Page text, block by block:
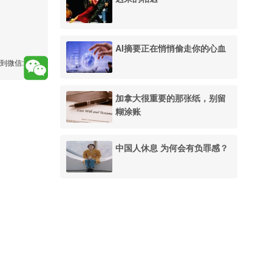
AI摘要正在悄悄偷走你的心血
加拿大很重要的那张纸，别留
糊涂账
中国人休息 为何会有负罪感？
微信: